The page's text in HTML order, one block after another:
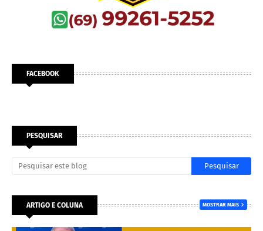
FACEBOOK
PESQUISAR
ARTIGO E COLUNA MOSTRAR MAIS